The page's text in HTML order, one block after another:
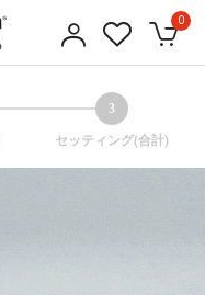
0
3
セッティング(合計)